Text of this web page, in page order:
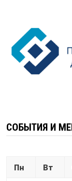
СОБЫТИЯ И
Пн
Вт